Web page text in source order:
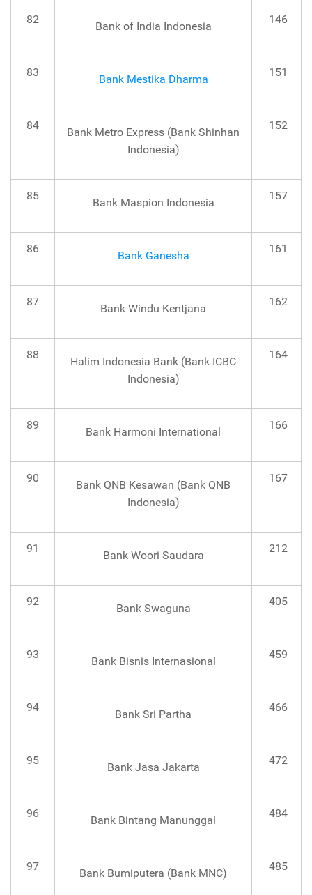
82
Bank of India Indonesia
146
83
Bank Mestika Dharma
151
84
Bank Metro Express (Bank Shinhan
Indonesia)
152
85
Bank Maspion Indonesia
157
86
Bank Ganesha
161
87
Bank Windu Kentjana
162
88
Halim Indonesia Bank (Bank ICBC
Indonesia)
164
89
Bank Harmoni International
166
90
Bank QNB Kesawan (Bank QNB
Indonesia)
167
91
Bank Woori Saudara
212
92
Bank Swaguna
405
93
Bank Bisnis Internasional
459
94
Bank Sri Partha
466
95
Bank Jasa Jakarta
472
96
Bank Bintang Manunggal
484
97
Bank Bumiputera (Bank MNC)
485